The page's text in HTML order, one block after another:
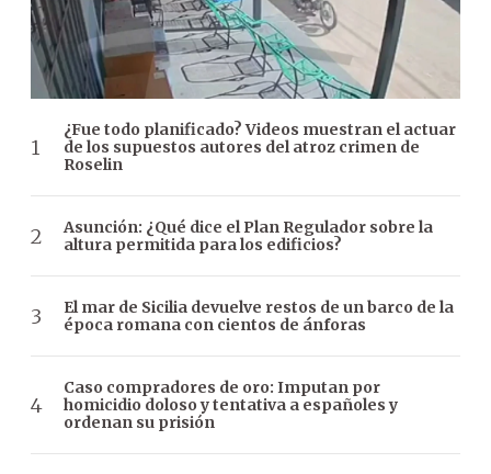
¿Fue todo planificado? Videos muestran el actuar
de los supuestos autores del atroz crimen de
Roselin
Asunción: ¿Qué dice el Plan Regulador sobre la
altura permitida para los edificios?
El mar de Sicilia devuelve restos de un barco de la
época romana con cientos de ánforas
Caso compradores de oro: Imputan por
homicidio doloso y tentativa a españoles y
ordenan su prisión